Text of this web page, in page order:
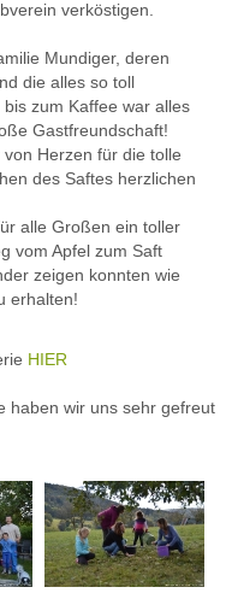
verköstigen.
Mundiger, deren
die alles so toll
zum Kaffee war alles
Gastfreundschaft!
Herzen für die tolle
des Saftes herzlichen
alle Großen ein toller
vom Apfel zum Saft
zeigen konnten wie
erhalten!
HIER
haben wir uns sehr gefreut